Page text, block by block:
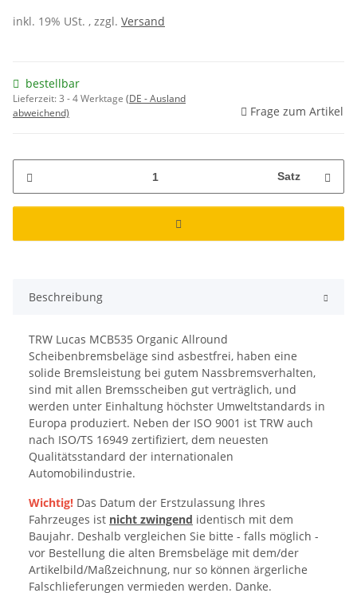
inkl. 19% USt. , zzgl. Versand
bestellbar
Lieferzeit:3 - 4 Werktage (DE - Ausland
abweichend)
Frage zum Artikel
Satz
Beschreibung
TRW Lucas MCB535 Organic Allround
Scheibenbremsbeläge sind asbestfrei, haben eine
solide Bremsleistung bei gutem Nassbremsverhalten,
sind mit allen Bremsscheiben gut verträglich, und
werden unter Einhaltung höchster Umweltstandards in
Europa produziert. Neben der ISO 9001 ist TRW auch
nach ISO/TS 16949 zertifiziert, dem neuesten
Qualitätsstandard der internationalen
Automobilindustrie.
Wichtig! Das Datum der Erstzulassung Ihres
Fahrzeuges ist nicht zwingend identisch mit dem
Baujahr. Deshalb vergleichen Sie bitte - falls möglich -
vor Bestellung die alten Bremsbeläge mit dem/der
Artikelbild/Maßzeichnung, nur so können ärgerliche
Falschlieferungen vermieden werden. Danke.